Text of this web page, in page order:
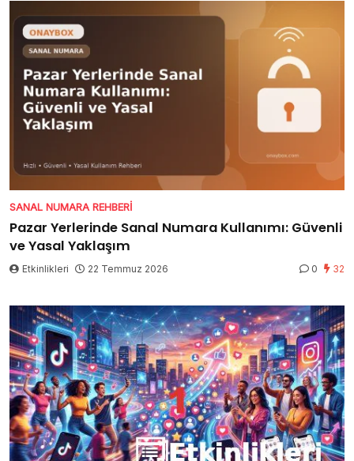
SANAL NUMARA REHBERI
Pazar Yerlerinde Sanal Numara Kullanımı: Güvenli
ve Yasal Yaklaşım
Etkinlikleri 22 Temmuz 2026 0 32